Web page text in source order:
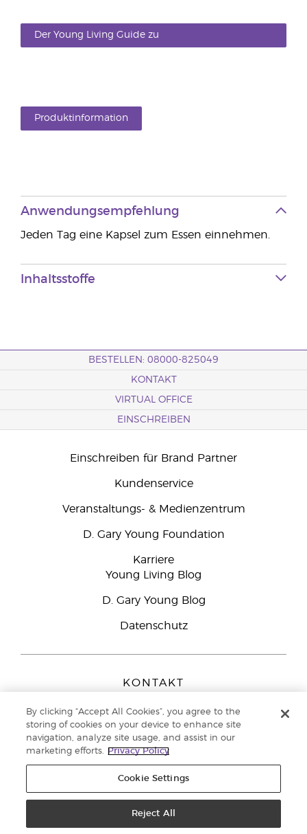
Der Young Living Guide zu
Produktinformation
Anwendungsempfehlung
Jeden Tag eine Kapsel zum Essen einnehmen.
Inhaltsstoffe
BESTELLEN: 08000-825049
KONTAKT
VIRTUAL OFFICE
EINSCHREIBEN
Einschreiben für Brand Partner
Kundenservice
Veranstaltungs- & Medienzentrum
D. Gary Young Foundation
Karriere
Young Living Blog
D. Gary Young Blog
Datenschutz
KONTAKT
Peizerweg 97
9727 AJ Groningen
Netherlands
Kundenservice:08000-825049
Datenschutzerklärung
By clicking “Accept All Cookies”, you agree to the
storing of cookies on your device to enhance site
navigation, analyze site usage, and assist in our
marketing efforts.
Privacy Policy
Cookie Settings
Reject All